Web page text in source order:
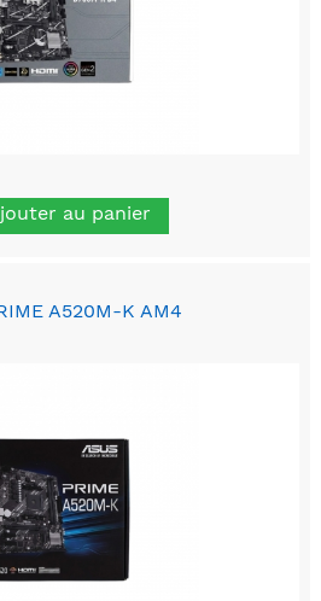
au panier
A520M-K AM4